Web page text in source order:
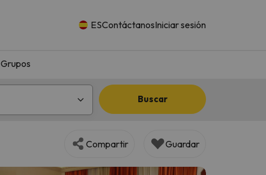
ESContáctanosIniciar sesión
Grupos
Buscar
Compartir Guardar